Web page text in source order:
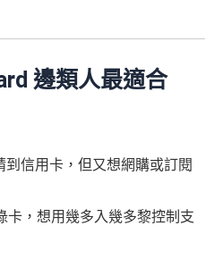
邊類人最適合
到信用卡，但又想網購或訂閱
卡，想用幾多入幾多黎控制支